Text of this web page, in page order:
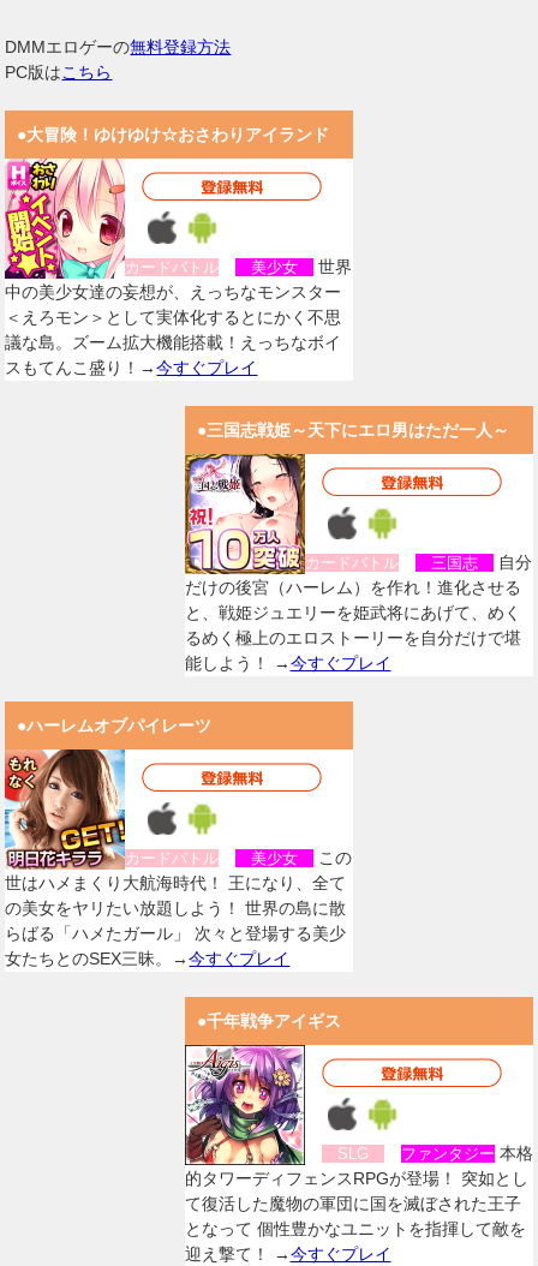
DMMエロゲーの無料登録方法
PC版はこちら
●大冒険！ゆけゆけ☆おさわりアイランド
カードバトル 美少女
世界
中の美少女達の妄想が、えっちなモンスター
＜えろモン＞として実体化するとにかく不思
議な島。ズーム拡大機能搭載！えっちなボイ
スもてんこ盛り！→今すぐプレイ
●三国志戦姫～天下にエロ男はただ一人～
カードバトル 三国志
自分
だけの後宮（ハーレム）を作れ！進化させる
と、戦姫ジュエリーを姫武将にあげて、めく
るめく極上のエロストーリーを自分だけで堪
能しよう！ →今すぐプレイ
●ハーレムオブパイレーツ
カードバトル 美少女
この
世はハメまくり大航海時代！ 王になり、全て
の美女をヤリたい放題しよう！ 世界の島に散
らばる「ハメたガール」 次々と登場する美少
女たちとのSEX三昧。→今すぐプレイ
●千年戦争アイギス
SLG ファンタジー 本格
的タワーディフェンスRPGが登場！ 突如とし
て復活した魔物の軍団に国を滅ぼされた王子
となって 個性豊かなユニットを指揮して敵を
迎え撃て！ →今すぐプレイ